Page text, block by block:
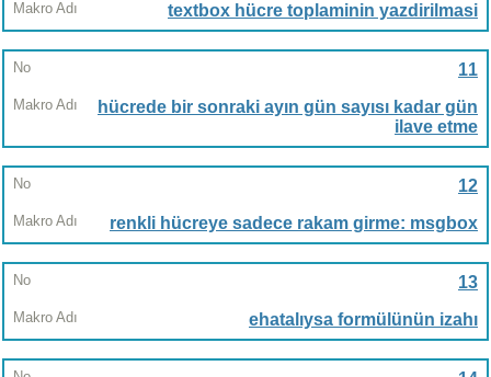
textbox hücre toplaminin yazdirilmasi
11
hücrede bir sonraki ayın gün sayısı kadar gün
ilave etme
12
renkli hücreye sadece rakam girme: msgbox
13
ehatalıysa formülünün izahı